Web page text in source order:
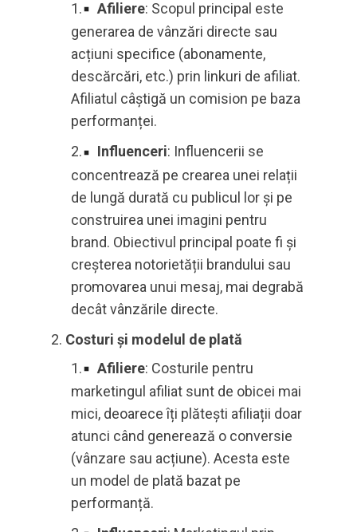
Afiliere: Scopul principal este
generarea de vânzări directe sau
acțiuni specifice (abonamente,
descărcări, etc.) prin linkuri de afiliat.
Afiliatul câștigă un comision pe baza
performanței.
Influenceri: Influencerii se
concentrează pe crearea unei relații
de lungă durată cu publicul lor și pe
construirea unei imagini pentru
brand. Obiectivul principal poate fi și
creșterea notorietății brandului sau
promovarea unui mesaj, mai degrabă
decât vânzările directe.
Costuri și modelul de plată
Afiliere: Costurile pentru
marketingul afiliat sunt de obicei mai
mici, deoarece îți plătești afiliații doar
atunci când generează o conversie
(vânzare sau acțiune). Acesta este
un model de plată bazat pe
performanță.